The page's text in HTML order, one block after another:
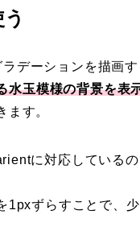
デーションを描画す
玉模様の背景を表
ます。
に対応している
1pxずらすことで、